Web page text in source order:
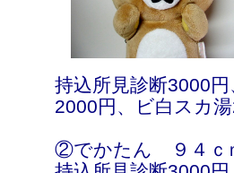
持込所見診断3000
2000円、ビ白スカ
②でかたん ９４ｃ